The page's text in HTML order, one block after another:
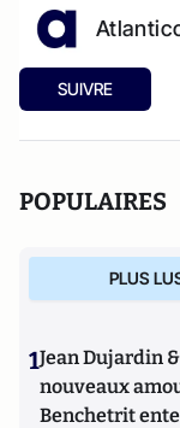
SUIVRE
POPULAIRES
PLUS
1Jean Dujardin
nouveaux
Benchetrit